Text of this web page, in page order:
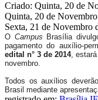
Criado: Quinta, 20 de
Quinta, 20 de
Sexta, 21 de Novembro
O Campus Brasília
pagamento do auxílio-
edital n° 3 de 2014,
novembro.
Todos os auxílios
Brasil mediante